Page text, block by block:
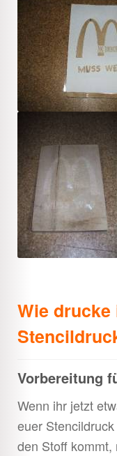
Wie
Vorbereitung
Wenn ihr jetzt
euer
den Stoff